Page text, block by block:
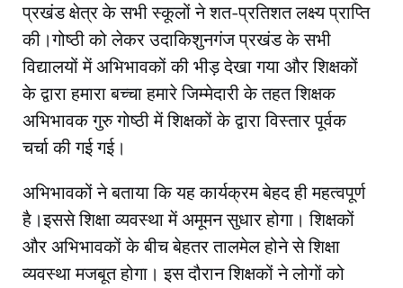
प्रखंड क्षेत्र के सभी स्कूलों ने शत-प्रतिशत लक्ष्य प्राप्ति
की।गोष्ठी को लेकर उदाकिशुनगंज प्रखंड के सभी
विद्यालयों में अभिभावकों की भीड़ देखा गया और शिक्षकों
के द्वारा हमारा बच्चा हमारे जिम्मेदारी के तहत शिक्षक
अभिभावक गुरु गोष्ठी में शिक्षकों के द्वारा विस्तार पूर्वक
चर्चा की गई गई।
अभिभावकों ने बताया कि यह कार्यक्रम बेहद ही महत्वपूर्ण
है।इससे शिक्षा व्यवस्था में अमूमन सुधार होगा। शिक्षकों
और अभिभावकों के बीच बेहतर तालमेल होने से शिक्षा
व्यवस्था मजबूत होगा। इस दौरान शिक्षकों ने लोगों को